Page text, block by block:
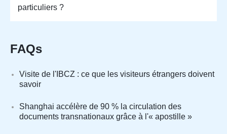
particuliers ?
FAQs
Visite de l'IBCZ : ce que les visiteurs étrangers doivent
savoir
Shanghai accélère de 90 % la circulation des
documents transnationaux grâce à l'« apostille »